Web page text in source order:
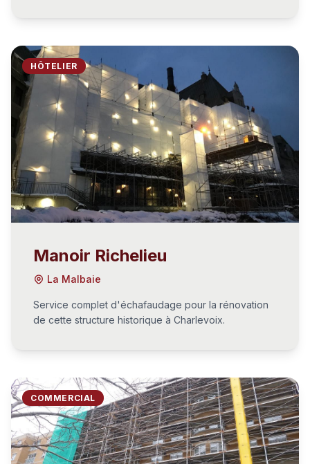
HÔTELIER
Manoir Richelieu
La Malbaie
Service complet d'échafaudage pour la rénovation
de cette structure historique à Charlevoix.
COMMERCIAL